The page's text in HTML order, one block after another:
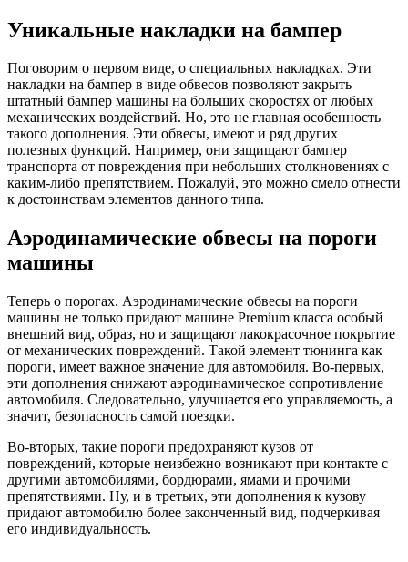
Уникальные накладки на бампер
Поговорим о первом виде, о специальных накладках. Эти
накладки на бампер в виде обвесов позволяют закрыть
штатный бампер машины на больших скоростях от любых
механических воздействий. Но, это не главная особенность
такого дополнения. Эти обвесы, имеют и ряд других
полезных функций. Например, они защищают бампер
транспорта от повреждения при небольших столкновениях с
каким-либо препятствием. Пожалуй, это можно смело отнести
к достоинствам элементов данного типа.
Аэродинамические обвесы на пороги
машины
Теперь о порогах. Аэродинамические обвесы на пороги
машины не только придают машине Premium класса особый
внешний вид, образ, но и защищают лакокрасочное покрытие
от механических повреждений. Такой элемент тюнинга как
пороги, имеет важное значение для автомобиля. Во-первых,
эти дополнения снижают аэродинамическое сопротивление
автомобиля. Следовательно, улучшается его управляемость, а
значит, безопасность самой поездки.
Во-вторых, такие пороги предохраняют кузов от
повреждений, которые неизбежно возникают при контакте с
другими автомобилями, бордюрами, ямами и прочими
препятствиями. Ну, и в третьих, эти дополнения к кузову
придают автомобилю более законченный вид, подчеркивая
его индивидуальность.